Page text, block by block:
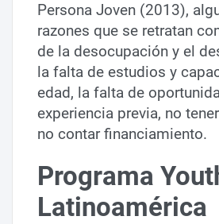
Persona Joven (2013),
razones que se retratan
de la desocupación y el
la falta de estudios y
edad, la falta de
experiencia previa, no
no contar financiamiento.
Programa
Latinoamérica